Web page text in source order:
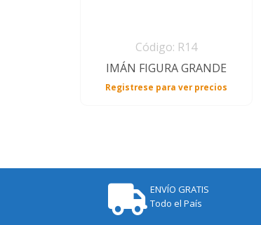
Código: R14
IMÁN FIGURA GRANDE
Registrese para ver precios
ENVÍO GRATIS
Todo el País